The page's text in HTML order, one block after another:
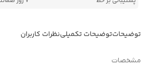
توضیحاتتوضیحات تکمیلینظرات کاربران
مشخصات